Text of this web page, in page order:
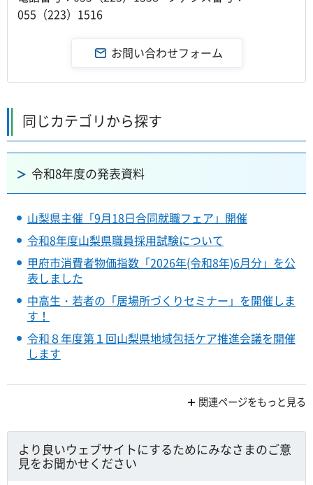
055（223）1516
同じカテゴリから探す
令和8年度の発表資料
山梨県主催「9月18日合同就職フェア」開催
令和8年度山梨県職員採用試験について
甲府市消費者物価指数「2026年(令和8年)6月分」を公
表しました
中高生・若者の「居場所づくりセミナー」を開催しま
す！
令和８年度第１回山梨県地域包括ケア推進会議を開催
します
関連ページをもっと見る
より良いウェブサイトにするためにみなさまのご意
見をお聞かせください